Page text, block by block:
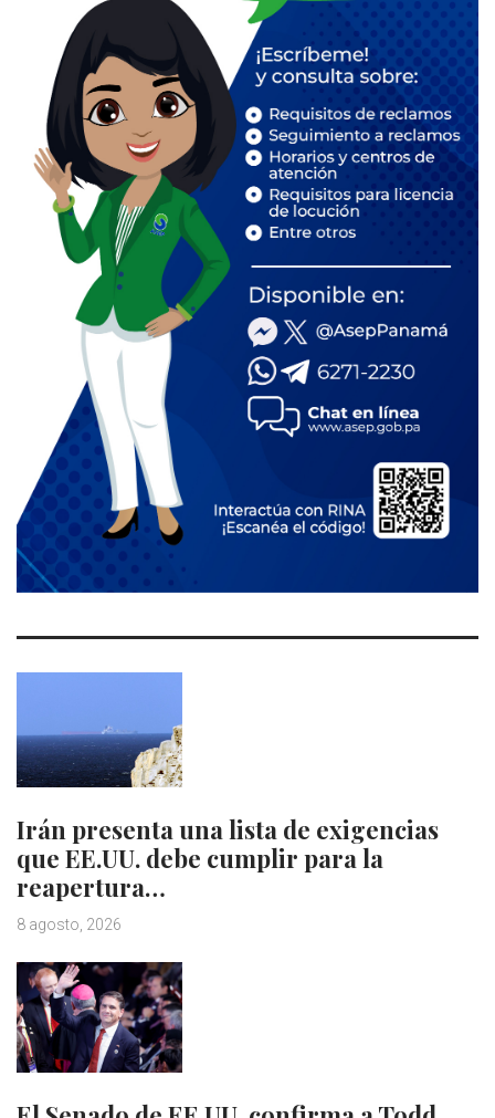
Irán presenta una lista de exigencias
que EE.UU. debe cumplir para la
reapertura…
8 agosto, 2026